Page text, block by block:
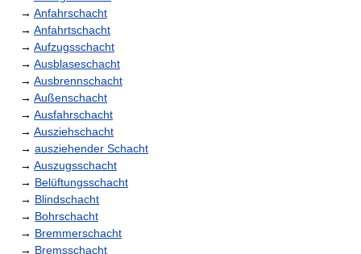
→ Anfahrschacht
→ Anfahrtschacht
→ Aufzugsschacht
→ Ausblaseschacht
→ Ausbrennschacht
→ Außenschacht
→ Ausfahrschacht
→ Ausziehschacht
→ ausziehender Schacht
→ Auszugsschacht
→ Belüftungsschacht
→ Blindschacht
→ Bohrschacht
→ Bremmerschacht
→ Bremsschacht